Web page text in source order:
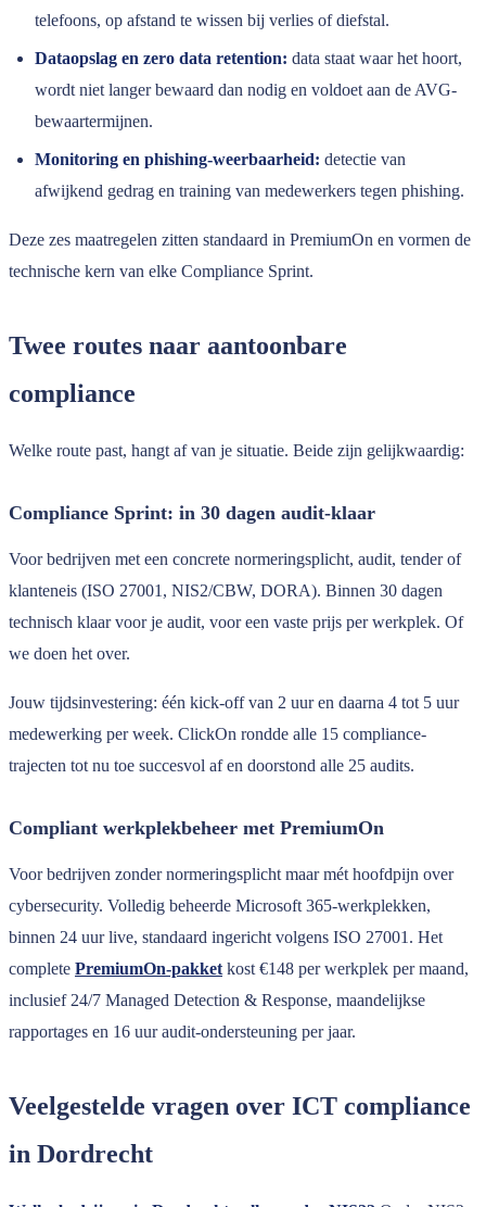
telefoons, op afstand te wissen bij verlies of diefstal.
Dataopslag en zero data retention: data staat waar het hoort,
wordt niet langer bewaard dan nodig en voldoet aan de AVG-
bewaartermijnen.
Monitoring en phishing-weerbaarheid: detectie van
afwijkend gedrag en training van medewerkers tegen phishing.
Deze zes maatregelen zitten standaard in PremiumOn en vormen de
technische kern van elke Compliance Sprint.
Twee routes naar aantoonbare
compliance
Welke route past, hangt af van je situatie. Beide zijn gelijkwaardig:
Compliance Sprint: in 30 dagen audit-klaar
Voor bedrijven met een concrete normeringsplicht, audit, tender of
klanteneis (ISO 27001, NIS2/CBW, DORA). Binnen 30 dagen
technisch klaar voor je audit, voor een vaste prijs per werkplek. Of
we doen het over.
Jouw tijdsinvestering: één kick-off van 2 uur en daarna 4 tot 5 uur
medewerking per week. ClickOn rondde alle 15 compliance-
trajecten tot nu toe succesvol af en doorstond alle 25 audits.
Compliant werkplekbeheer met PremiumOn
Voor bedrijven zonder normeringsplicht maar mét hoofdpijn over
cybersecurity. Volledig beheerde Microsoft 365-werkplekken,
binnen 24 uur live, standaard ingericht volgens ISO 27001. Het
complete PremiumOn-pakketkost €148 per werkplek per maand,
inclusief 24/7 Managed Detection & Response, maandelijkse
rapportages en 16 uur audit-ondersteuning per jaar.
Veelgestelde vragen over ICT compliance
in Dordrecht